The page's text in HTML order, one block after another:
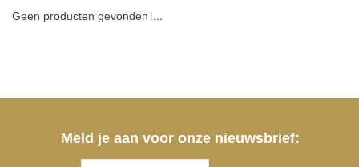
NURSERY / TABLEWARE
Geen producten gevonden!...
Meld je aan voor onze nieuwsbrief: